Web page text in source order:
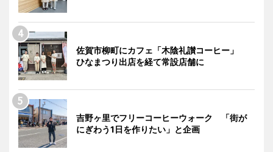
佐賀市柳町にカフェ「木陰礼讃コーヒー」
ひなまつり出店を経て常設店舗に
吉野ヶ里でフリーコーヒーウォーク 「街が
にぎわう1日を作りたい」と企画